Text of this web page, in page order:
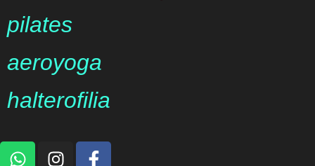
pilates
aeroyoga
halterofilia